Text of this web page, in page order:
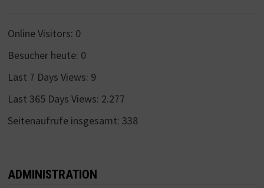
Online Visitors: 0
Besucher heute: 0
Last 7 Days Views: 9
Last 365 Days Views: 2.277
Seitenaufrufe insgesamt: 338
ADMINISTRATION